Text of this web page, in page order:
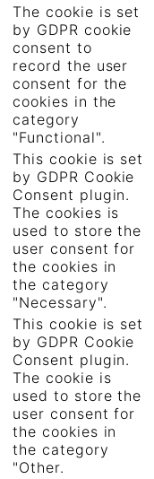
The cookie is set
by GDPR cookie
consent to
record the user
consent for the
cookies in the
category
"Functional".
This cookie is set
by GDPR Cookie
Consent plugin.
The cookies is
used to store the
user consent for
the cookies in
the category
"Necessary".
This cookie is set
by GDPR Cookie
Consent plugin.
The cookie is
used to store the
user consent for
the cookies in
the category
"Other.